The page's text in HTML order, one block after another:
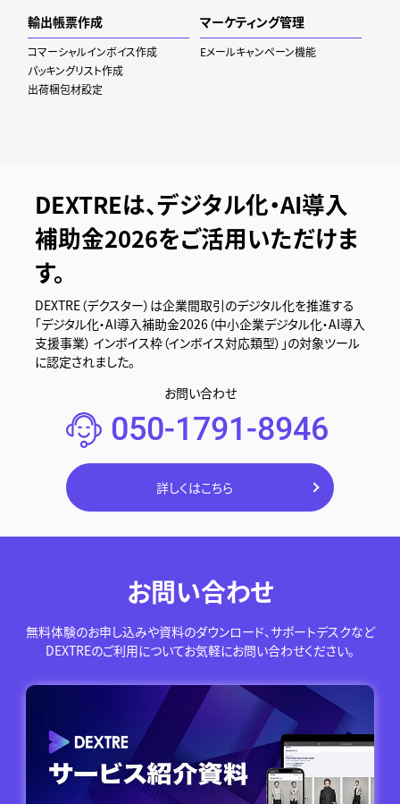
輸出帳票作成
コマーシャルインボイス作成
パッキングリスト作成
出荷梱包材設定
マーケティング管理
Eメールキャンペーン機能
DEXTREは、デジタル化・AI導入
補助金2026をご活用いただけま
す。
DEXTRE（デクスター）は企業間取引のデジタル化を推進する
「デジタル化・AI導入補助金2026（中小企業デジタル化・AI導入
支援事業） インボイス枠（インボイス対応類型）」の対象ツール
に認定されました。
お問い合わせ
050-1791-8946
詳しくはこちら
お問い合わせ
無料体験のお申し込みや資料のダウンロード、サポートデスクなど
DEXTREのご利用についてお気軽にお問い合わせください。